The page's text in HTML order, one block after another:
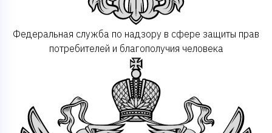
Федеральная служба по надзору в сфере защиты прав
потребителей и благополучия человека